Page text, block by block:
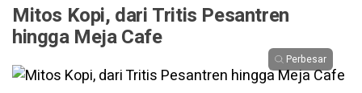
Mitos Kopi, dari Tritis Pesantren
hingga Meja Cafe
Perbesar